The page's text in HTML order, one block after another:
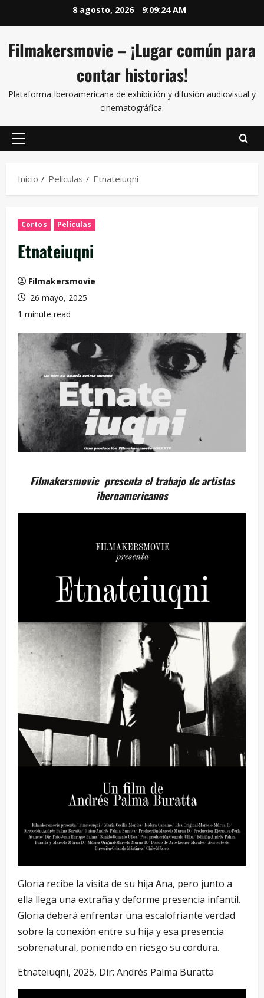
8 agosto, 2026 9:09:24 AM
Filmakersmovie – ¡Lugar común para
contar historias!
Plataforma Iberoamericana de exhibición y difusión audiovisual y
cinematográfica.
Inicio Películas Etnateiuqni
Cortos Películas
Etnateiuqni
Filmakersmovie
26 mayo, 2025
1 minute read
Filmakersmovie presenta el trabajo de artistas
iberoamericanos
Gloria recibe la visita de su hija Ana, pero junto a
ella llega una extraña y deforme presencia infantil.
Gloria deberá enfrentar una escalofriante verdad
sobre la conexión entre su hija y esa presencia
sobrenatural, poniendo en riesgo su cordura.
Etnateiuqni, 2025, Dir: Andrés Palma Buratta